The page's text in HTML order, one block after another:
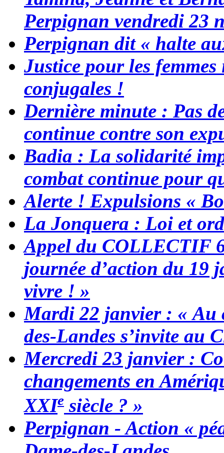
Perpignan vendredi 23
Perpignan dit « halte
Justice pour les
conjugales !
Dernière minute : Pas
continue contre son
Badia : La solidarité
combat continue pour
Alerte ! Expulsions «
La Jonquera : Loi et
Appel du COLLECTIF
journée d’action du 19
vivre ! »
Mardi 22 janvier : « Au
des-Landes s’invite au
Mercredi 23 janvier :
changements en
XXIe siècle ? »
Perpignan - Action «